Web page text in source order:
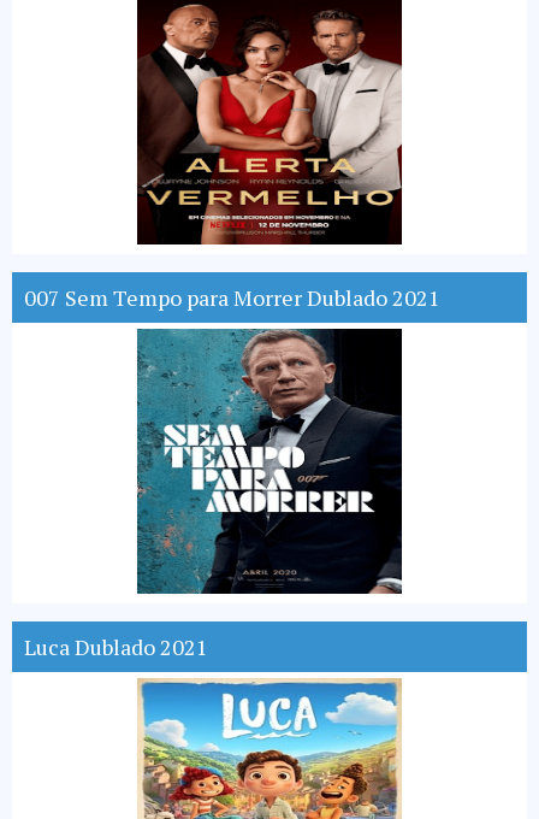
007 Sem Tempo para Morrer Dublado 2021
Luca Dublado 2021